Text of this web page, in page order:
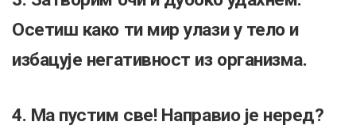
Осетиш како ти мир улази у тело и
избацује негативност из организма.
4. Ма пустим све! Направио је неред?